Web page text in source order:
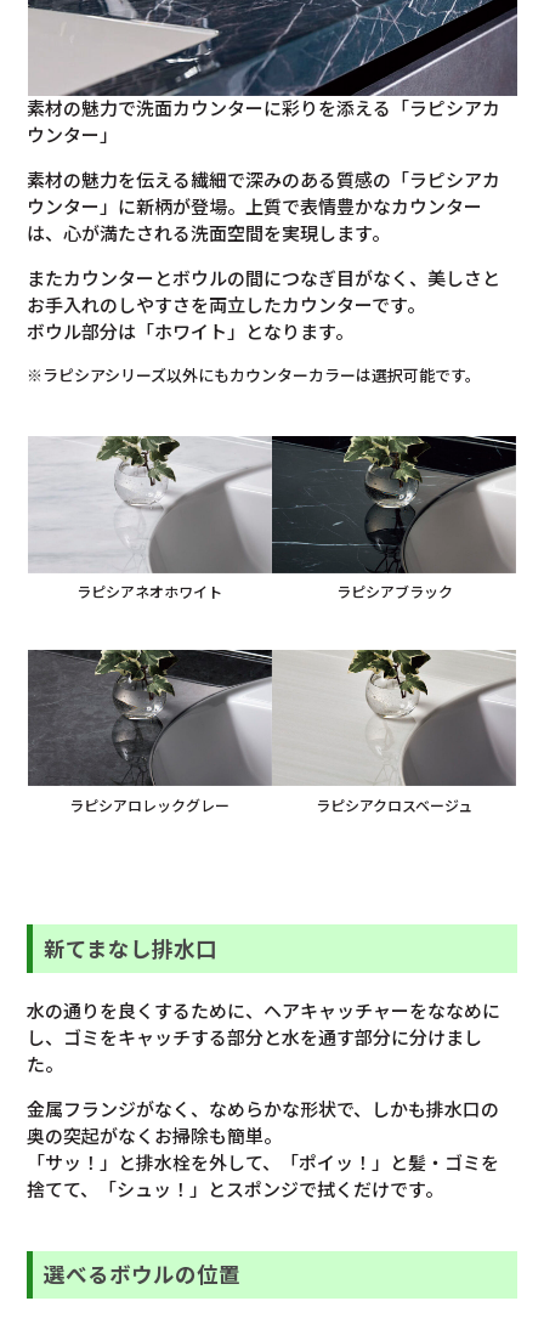
素材の魅力で洗面カウンターに彩りを添える「ラピシアカ
ウンター」
素材の魅力を伝える繊細で深みのある質感の「ラピシアカ
ウンター」に新柄が登場。上質で表情豊かなカウンター
は、心が満たされる洗面空間を実現します。
またカウンターとボウルの間につなぎ目がなく、美しさと
お手入れのしやすさを両立したカウンターです。
ボウル部分は「ホワイト」となります。
※ラピシアシリーズ以外にもカウンターカラーは選択可能です。
ラピシアネオホワイト ラピシアブラック
ラピシアロレックグレー ラピシアクロスベージュ
新てまなし排水口
水の通りを良くするために、ヘアキャッチャーをななめに
し、ゴミをキャッチする部分と水を通す部分に分けまし
た。
金属フランジがなく、なめらかな形状で、しかも排水口の
奥の突起がなくお掃除も簡単。
「サッ！」と排水栓を外して、「ポイッ！」と髪・ゴミを
捨てて、「シュッ！」とスポンジで拭くだけです。
選べるボウルの位置